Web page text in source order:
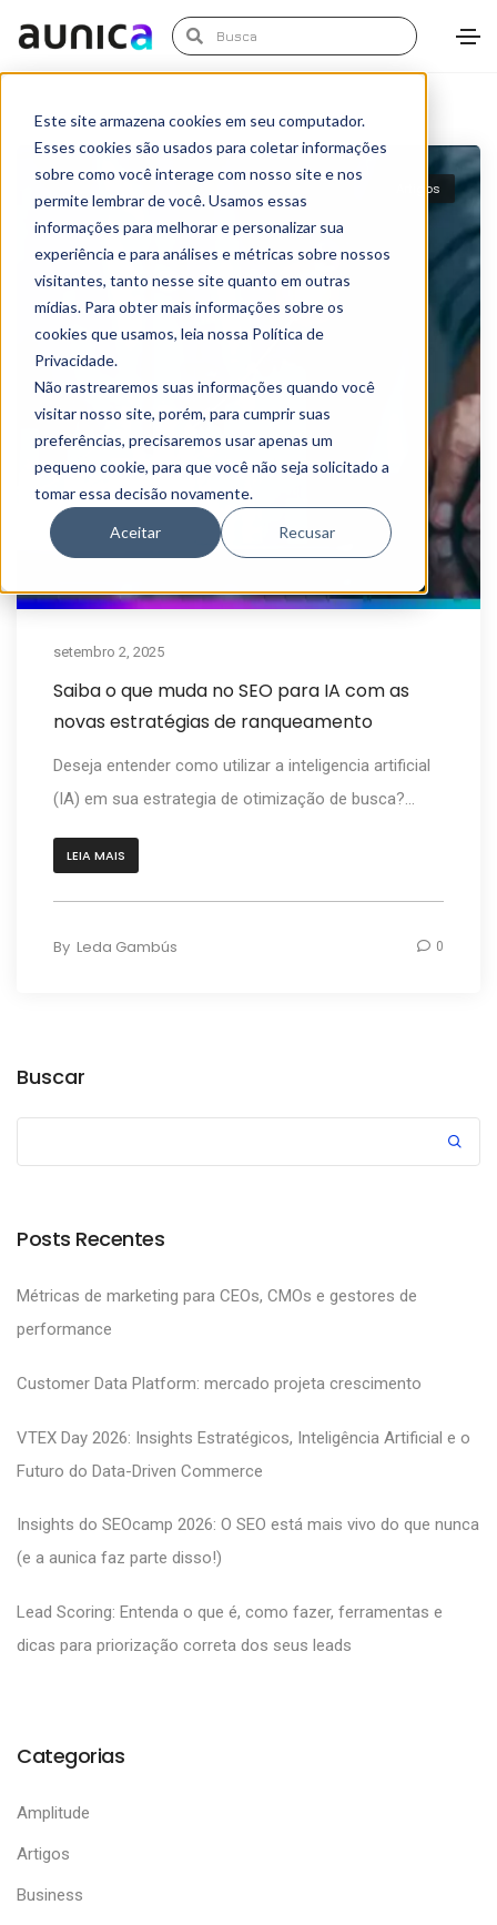
Este site armazena cookies em seu computador.
Esses cookies são usados para coletar informações
sobre como você interage com nosso site e nos
permite lembrar de você. Usamos essas
informações para melhorar e personalizar sua
experiência e para análises e métricas sobre nossos
visitantes, tanto nesse site quanto em outras
mídias. Para obter mais informações sobre os
cookies que usamos, leia nossa Política de
Privacidade.
Não rastrearemos suas informações quando você
visitar nosso site, porém, para cumprir suas
preferências, precisaremos usar apenas um
pequeno cookie, para que você não seja solicitado a
tomar essa decisão novamente.
Aceitar Recusar
Artigos
setembro 2, 2025
Saiba o que muda no SEO para IA com as
novas estratégias de ranqueamento
Deseja entender como utilizar a inteligencia artificial
(IA) em sua estrategia de otimização de busca?...
LEIA MAIS
By Leda Gambús 0
Buscar
Posts Recentes
Métricas de marketing para CEOs, CMOs e gestores de
performance
Customer Data Platform: mercado projeta crescimento
VTEX Day 2026: Insights Estratégicos, Inteligência Artificial e o
Futuro do Data-Driven Commerce
Insights do SEOcamp 2026: O SEO está mais vivo do que nunca
(e a aunica faz parte disso!)
Lead Scoring: Entenda o que é, como fazer, ferramentas e
dicas para priorização correta dos seus leads
Categorias
Amplitude
Artigos
Business